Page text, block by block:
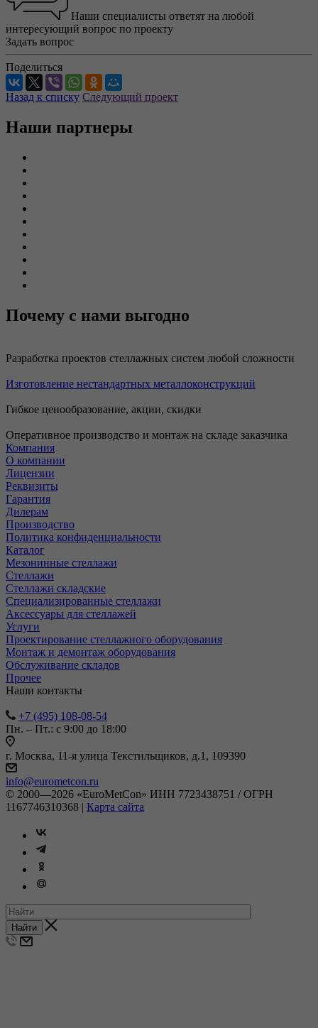
Наши специалисты ответят на любой
интересующий вопрос по проекту
Задать вопрос
Поделиться
Назад к списку Следующий проект
Наши партнеры
Почему с нами выгодно
Разработка проектов стеллажных систем любой сложности
Изготовление нестандартных металлоконструкций
Гибкое ценообразование, акции, скидки
Оперативное производство и монтаж на складе заказчика
Компания
О компании
Лицензии
Реквизиты
Гарантия
Дилерам
Производство
Политика конфиденциальности
Каталог
Мезонинные стеллажи
Стеллажи
Стеллажи складские
Специализированные стеллажи
Аксессуары для стеллажей
Услуги
Проектирование стеллажного оборудования
Монтаж и демонтаж оборудования
Обслуживание складов
Прочее
Наши контакты
+7 (495) 108-08-54
Пн. – Пт.: с 9:00 до 18:00
г. Москва, 11-я улица Текстильщиков, д.1, 109390
info@eurometcon.ru
© 2000—2026 «EuroMetCon» ИНН 7723438751 / ОГРН
1167746310368 | Карта сайта
Найти